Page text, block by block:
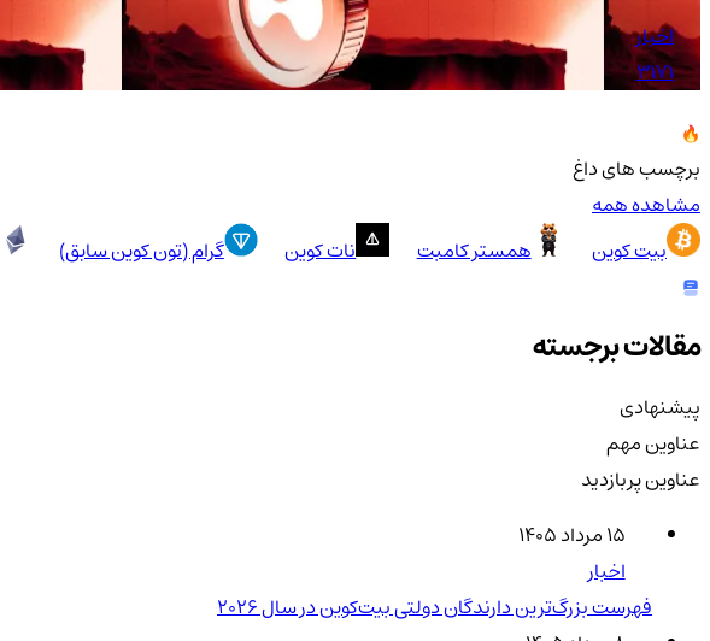
اخبار
3171
برچسب های داغ
مشاهده همه
بیت کوین
همستر کامبت نات کوین گرام (تون کوین سابق)
مقالات برجسته
پیشنهادی
عناوین مهم
عناوین پربازدید
۱۵ مرداد ۱۴۰۵
اخبار
فهرست بزرگ‌ترین دارندگان دولتی بیت‌کوین در سال 2026